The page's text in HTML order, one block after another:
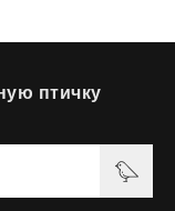
птичку